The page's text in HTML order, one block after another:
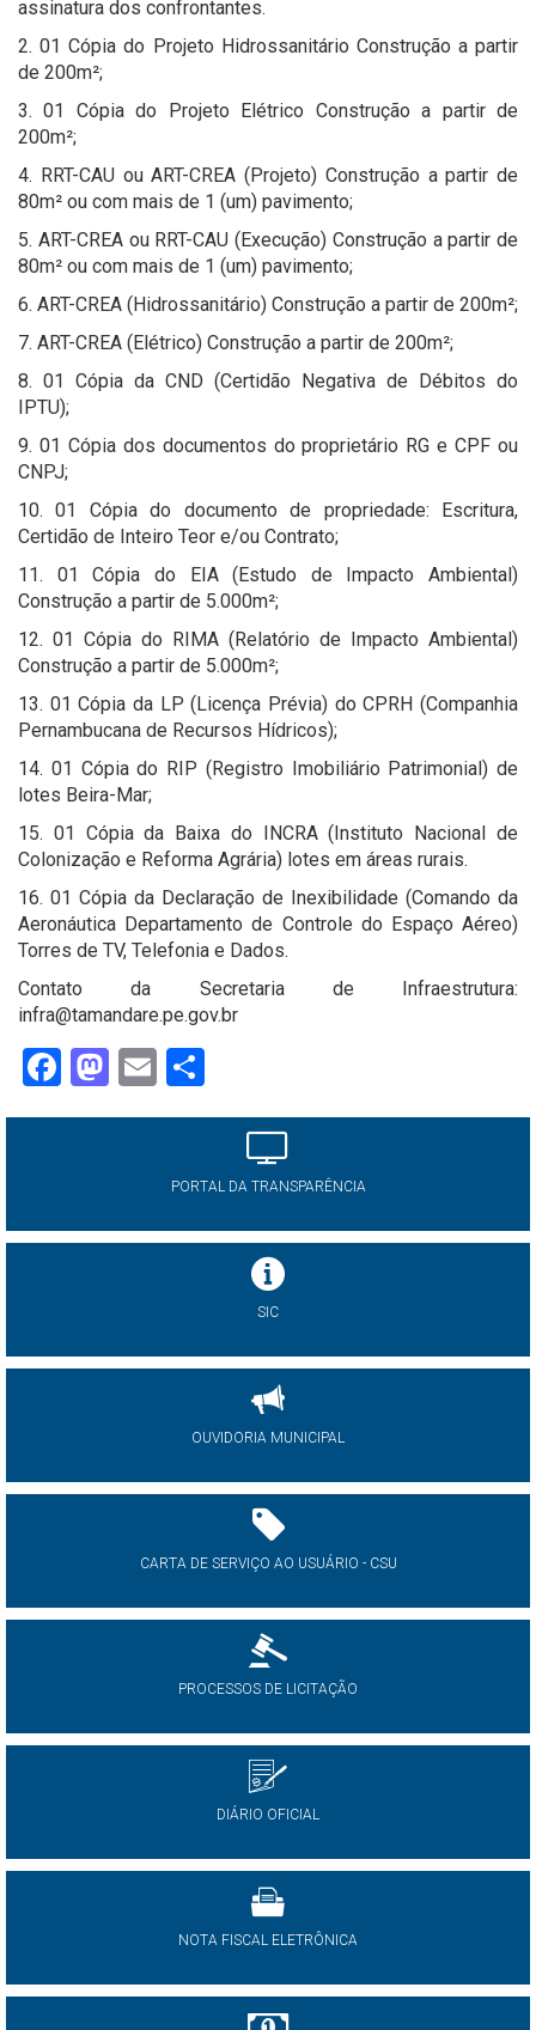
assinatura dos confrontantes.
2. 01 Cópia do Projeto Hidrossanitário Construção a partir
de 200m²;
3. 01 Cópia do Projeto Elétrico Construção a partir de
200m²;
4. RRT-CAU ou ART-CREA (Projeto) Construção a partir de
80m² ou com mais de 1 (um) pavimento;
5. ART-CREA ou RRT-CAU (Execução) Construção a partir de
80m² ou com mais de 1 (um) pavimento;
6. ART-CREA (Hidrossanitário) Construção a partir de 200m²;
7. ART-CREA (Elétrico) Construção a partir de 200m²;
8. 01 Cópia da CND (Certidão Negativa de Débitos do
IPTU);
9. 01 Cópia dos documentos do proprietário RG e CPF ou
CNPJ;
10. 01 Cópia do documento de propriedade: Escritura,
Certidão de Inteiro Teor e/ou Contrato;
11. 01 Cópia do EIA (Estudo de Impacto Ambiental)
Construção a partir de 5.000m²;
12. 01 Cópia do RIMA (Relatório de Impacto Ambiental)
Construção a partir de 5.000m²;
13. 01 Cópia da LP (Licença Prévia) do CPRH (Companhia
Pernambucana de Recursos Hídricos);
14. 01 Cópia do RIP (Registro Imobiliário Patrimonial) de
lotes Beira-Mar;
15. 01 Cópia da Baixa do INCRA (Instituto Nacional de
Colonização e Reforma Agrária) lotes em áreas rurais.
16. 01 Cópia da Declaração de Inexibilidade (Comando da
Aeronáutica Departamento de Controle do Espaço Aéreo)
Torres de TV, Telefonia e Dados.
Contato da Secretaria de Infraestrutura:
infra@tamandare.pe.gov.br
Facebook
Mastodon
Email
PORTAL DA TRANSPARÊNCIA
SIC
OUVIDORIA MUNICIPAL
CARTA DE SERVIÇO AO USUÁRIO - CSU
PROCESSOS DE LICITAÇÃO
DIÁRIO OFICIAL
NOTA FISCAL ELETRÔNICA